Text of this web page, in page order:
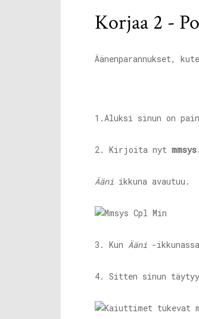
Korjaa 2 -
Äänenparannukset,
1.Aluksi sinun on
2. Kirjoita nyt
Ääni ikkuna avautuu.
3. Kun Ääni -
4. Sitten sinun täytyy